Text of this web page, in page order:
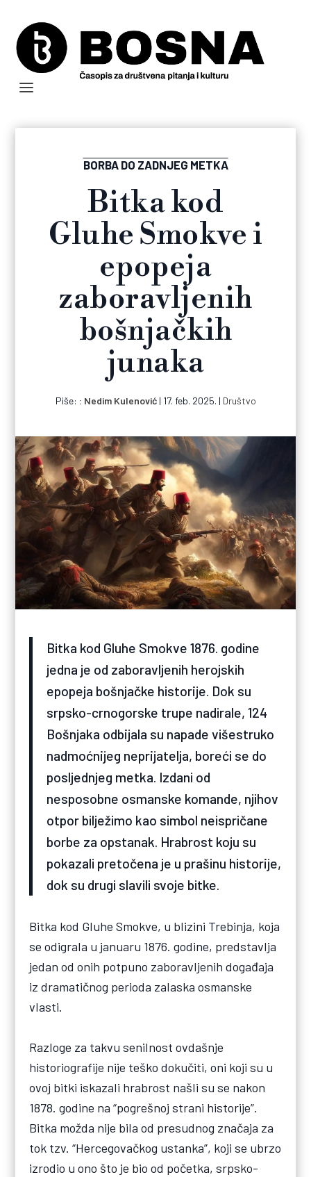
BORBA DO ZADNJEG METKA
Bitka kod
Gluhe Smokve i
epopeja
zaboravljenih
bošnjačkih
junaka
Piše: Nedim Kulenović| 17. feb. 2025. | Društvo
Bitka kod Gluhe Smokve 1876. godine
jedna je od zaboravljenih herojskih
epopeja bošnjačke historije. Dok su
srpsko-crnogorske trupe nadirale, 124
Bošnjaka odbijala su napade višestruko
nadmoćnijeg neprijatelja, boreći se do
posljednjeg metka. Izdani od
nesposobne osmanske komande, njihov
otpor bilježimo kao simbol neispričane
borbe za opstanak. Hrabrost koju su
pokazali pretočena je u prašinu historije,
dok su drugi slavili svoje bitke.
Bitka kod Gluhe Smokve, u blizini Trebinja, koja
se odigrala u januaru 1876. godine, predstavlja
jedan od onih potpuno zaboravljenih događaja
iz dramatičnog perioda zalaska osmanske
vlasti.
Razloge za takvu senilnost ovdašnje
historiografije nije teško dokučiti, oni koji su u
ovoj bitki iskazali hrabrost našli su se nakon
1878. godine na “pogrešnoj strani historije”.
Bitka možda nije bila od presudnog značaja za
tok tzv. “Hercegovačkog ustanka”, koji se ubrzo
izrodio u ono što je bio od početka, srpsko-